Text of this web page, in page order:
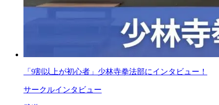
「9割以上が初心者」少林寺拳法部にインタビュー！
サークルインタビュー